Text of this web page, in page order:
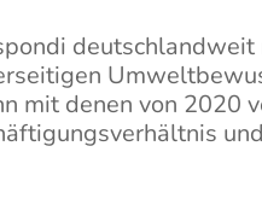
mit denen von 2020